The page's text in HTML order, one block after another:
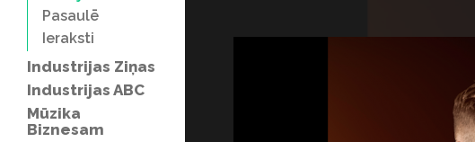
Pasaulē
Ieraksti
Industrijas Ziņas
Industrijas ABC
Mūzika
Biznesam